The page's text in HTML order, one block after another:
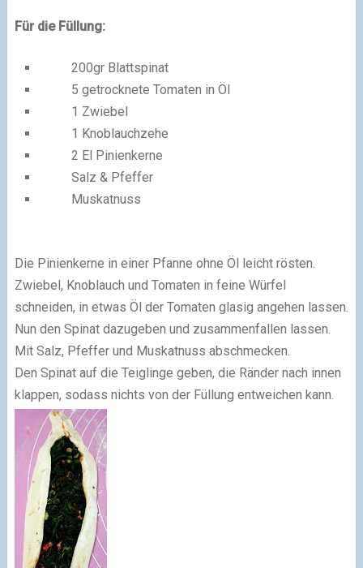
Für die Füllung:
200gr Blattspinat
5 getrocknete Tomaten in Öl
1 Zwiebel
1 Knoblauchzehe
2 El Pinienkerne
Salz & Pfeffer
Muskatnuss
Die Pinienkerne in einer Pfanne ohne Öl leicht rösten.
Zwiebel, Knoblauch und Tomaten in feine Würfel
schneiden, in etwas Öl der Tomaten glasig angehen lassen.
Nun den Spinat dazugeben und zusammenfallen lassen.
Mit Salz, Pfeffer und Muskatnuss abschmecken.
Den Spinat auf die Teiglinge geben, die Ränder nach innen
klappen, sodass nichts von der Füllung entweichen kann.